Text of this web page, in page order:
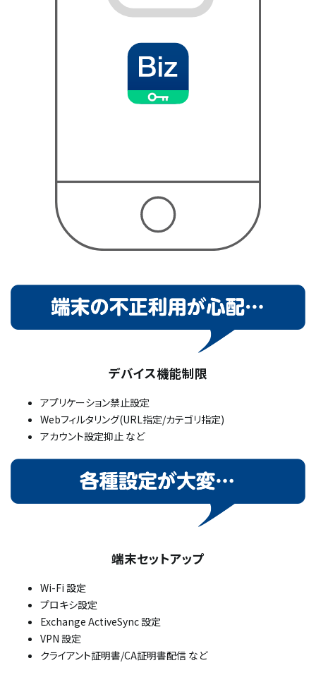
デバイス機能制限
アプリケーション禁止設定
Webフィルタリング(URL指定/カテゴリ指定)
アカウント設定抑止 など
端末セットアップ
Wi-Fi 設定
プロキシ設定
Exchange ActiveSync 設定
VPN 設定
クライアント証明書/CA証明書配信 など